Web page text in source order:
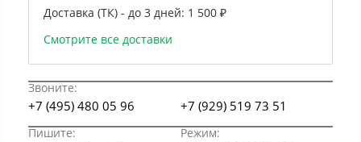
Доставка (ТК) - до 3 дней: 1 500 ₽
Смотрите все доставки
Звоните:
+7 (495) 480 05 96 +7 (929) 519 73 51
Пишите: Режим: